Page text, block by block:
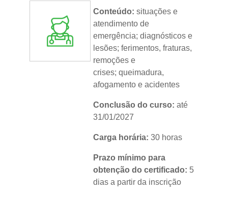
Idioma:português
Conteúdo:situações e
atendimento de
emergência; diagnósticos e
lesões; ferimentos, fraturas,
remoções e
crises; queimadura,
afogamento e acidentes
Conclusão do curso: até
31/01/2027
Carga horária: 30 horas
Prazo mínimo para
obtenção do certificado: 5
dias a partir da inscrição